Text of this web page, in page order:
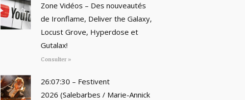
Zone Vidéos – Des nouveautés
de Ironflame, Deliver the Galaxy,
Locust Grove, Hyperdose et
Gutalax!
Consulter »
26:07:30 – Festivent
2026 (Salebarbes / Marie-Annick